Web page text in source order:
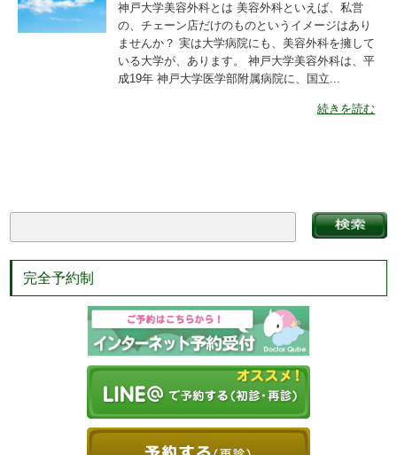
神戸大学美容外科とは 美容外科といえば、私営
の、チェーン店だけのものというイメージはあり
ませんか？ 実は大学病院にも、美容外科を擁して
いる大学が、あります。 神戸大学美容外科は、平
成19年 神戸大学医学部附属病院に、国立...
続きを読む
完全予約制